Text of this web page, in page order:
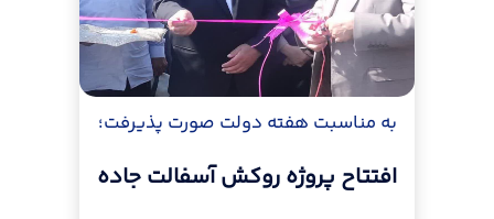
به مناسبت هفته دولت صورت پذیرفت؛
افتتاح پروژه روکش آسفالت جاده